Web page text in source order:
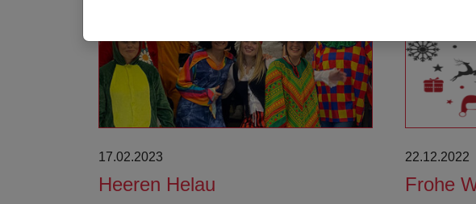
17.02.2023
Heeren Helau
22.12.2022
Frohe